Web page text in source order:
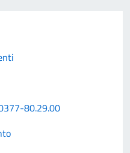
80.29.00